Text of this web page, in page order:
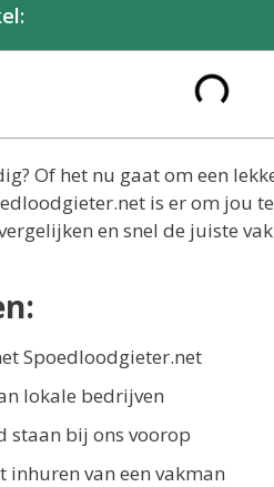
Of het nu gaat om een
is er om jou
en snel de juiste
Spoedloodgieter.net
lokale bedrijven
staan bij ons voorop
inhuren van een vakman